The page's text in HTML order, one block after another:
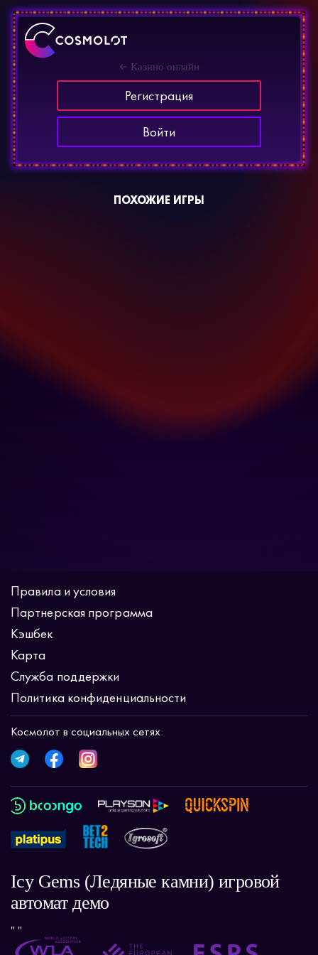
Казино онлайн
Регистрация
Войти
ПОХОЖИЕ ИГРЫ
Правила и условия
Партнерская программа
Кэшбек
Карта
Служба поддержки
Политика конфиденциальности
Космолот в социальных сетях
Icy Gems (Ледяные камни) игровой
автомат демо
" "